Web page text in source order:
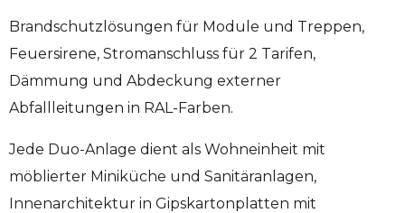
Brandschutzlösungen für Module und Treppen,
Feuersirene, Stromanschluss für 2 Tarifen,
Dämmung und Abdeckung externer
Abfallleitungen in RAL-Farben.
Jede Duo-Anlage dient als Wohneinheit mit
möblierter Miniküche und Sanitäranlagen,
Innenarchitektur in Gipskartonplatten mit